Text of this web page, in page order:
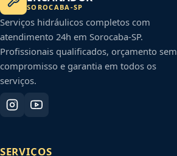
SOROCABA -SP
Serviços hidráulicos completos com
atendimento 24h em Sorocaba-SP.
Profissionais qualificados, orçamento sem
compromisso e garantia em todos os
serviços.
SERVIÇOS